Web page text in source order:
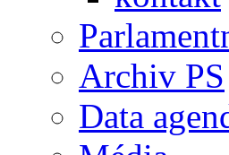
Archiv PS
Data